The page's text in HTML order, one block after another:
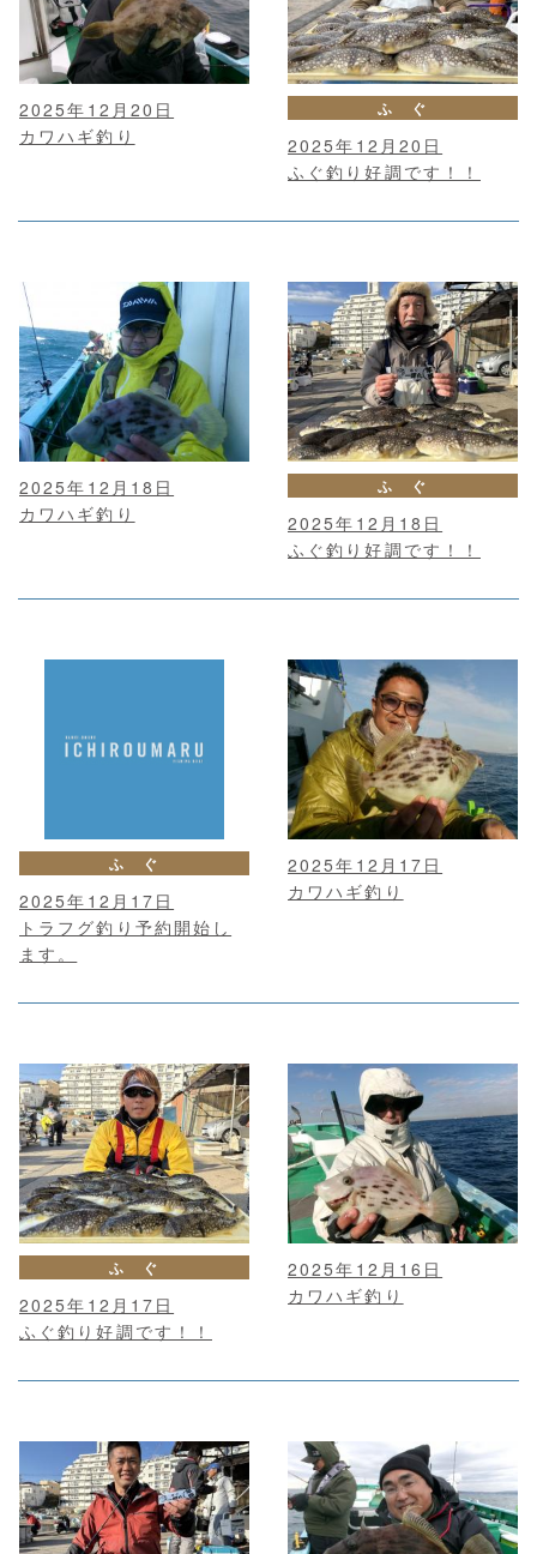
2025年12月20日
カワハギ釣り
ふ ぐ
2025年12月20日
ふぐ釣り好調です！！
2025年12月18日
カワハギ釣り
ふ ぐ
2025年12月18日
ふぐ釣り好調です！！
ふ ぐ
2025年12月17日
トラフグ釣り予約開始し
ます。
2025年12月17日
カワハギ釣り
ふ ぐ
2025年12月17日
ふぐ釣り好調です！！
2025年12月16日
カワハギ釣り